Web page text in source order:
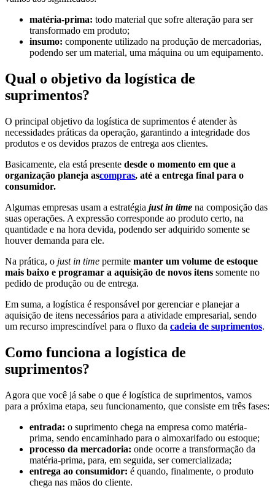
matéria-prima: todo material que sofre alteração para ser
transformado em produto;
insumo: componente utilizado na produção de mercadorias,
podendo ser um material, uma máquina ou um equipamento.
Qual o objetivo da logística de
suprimentos?
O principal objetivo da logística de suprimentos é atender às
necessidades práticas da operação, garantindo a integridade dos
produtos e os devidos prazos de entrega aos clientes.
Basicamente, ela está presente desde o momento em que a
organização planeja ascompras, até a entrega final para o
consumidor.
Algumas empresas usam a estratégia just in time na composição das
suas operações. A expressão corresponde ao produto certo, na
quantidade e na hora devida, podendo ser adquirido somente se
houver demanda para ele.
Na prática, o just in time permite manter um volume de estoque
mais baixo e programar a aquisição de novos itens somente no
pedido de produção ou de entrega.
Em suma, a logística é responsável por gerenciar e planejar a
aquisição de itens necessários para a atividade empresarial, sendo
um recurso imprescindível para o fluxo da cadeia de suprimentos.
Como funciona a logística de
suprimentos?
Agora que você já sabe o que é logística de suprimentos, vamos
para a próxima etapa, seu funcionamento, que consiste em três fases:
entrada: o suprimento chega na empresa como matéria-
prima, sendo encaminhado para o almoxarifado ou estoque;
processo da mercadoria: onde ocorre a transformação da
matéria-prima, para, em seguida, ser comercializada;
entrega ao consumidor: é quando, finalmente, o produto
chega nas mãos do cliente.